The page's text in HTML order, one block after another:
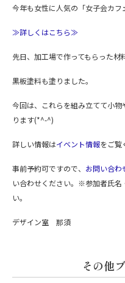
今年も女性に人気の「女子会カ
≫詳しくはこちら≫
先日、加工場で作ってもらった材
黒板塗料も塗りました。
今回は、これらを組み立てて小
ります(*^-^)
詳しい情報はイベント情報をご覧
事前予約可ですので、 お問い合わ
い合わせください。※参加者氏名
い。
デザイン室 那須
その他